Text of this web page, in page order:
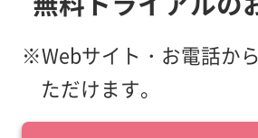
※Webサイト・お電話か
ただけます。